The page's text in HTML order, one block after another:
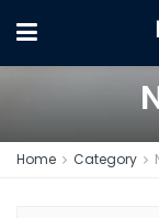
Home Category